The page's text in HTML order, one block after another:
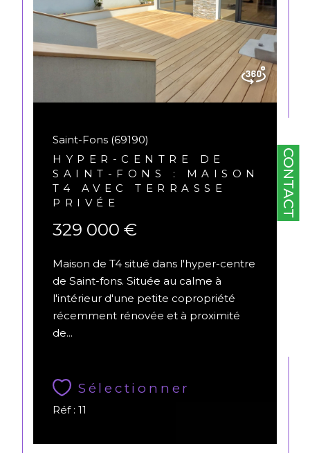
CONTACT
Saint-Fons (69190)
HYPER-CENTRE DE
SAINT-FONS : MAISON
T4 AVEC TERRASSE
PRIVÉE
329 000 €
Maison de T4 situé dans l'hyper-centre
de Saint-fons. Située au calme à
l'intérieur d'une petite copropriété
récemment rénovée et à proximité
de...
Sélectionner
Réf : 11